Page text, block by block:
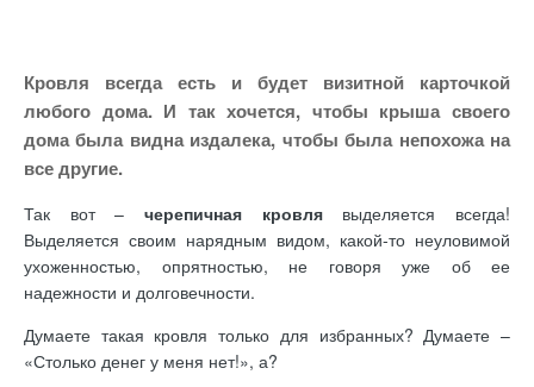
Кровля всегда есть и будет визитной карточкой
любого дома. И так хочется, чтобы крыша своего
дома была видна издалека, чтобы была непохожа на
все другие.
Так вот – черепичная кровлявыделяется всегда!
Выделяется своим нарядным видом, какой-то неуловимой
ухоженностью, опрятностью, не говоря уже об ее
надежности и долговечности.
Думаете такая кровля только для избранных? Думаете –
«Столько денег у меня нет!», а?